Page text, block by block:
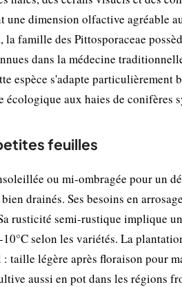
une dimension olfactive agréable
famille des Pittosporaceae
dans la médecine
espèce s'adapte particulièrement
aux haies de conifères
feuilles
ou mi-ombragée pour un
drainés. Ses besoins en
rusticité semi-rustique implique
selon les variétés. La
taille légère après floraison pour
aussi en pot dans les régions